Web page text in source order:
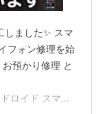
しました✨ スマ
フォン修理を始
預かり修理 と
ロイド スマホ